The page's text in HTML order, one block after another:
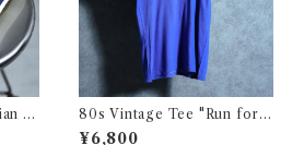
N
軍
80s Vintage Tee "Run forth
e arts." ヴィンテージ Tシャツ
¥6,800